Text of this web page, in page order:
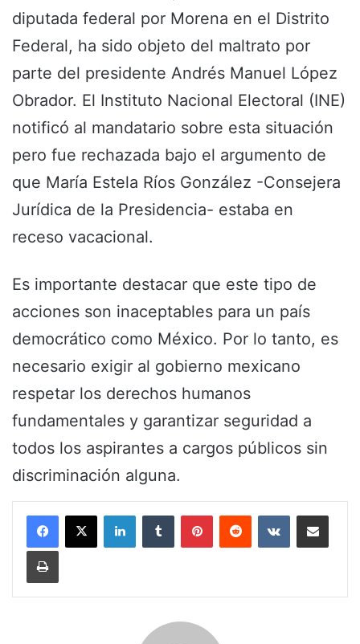
diputada federal por Morena en el Distrito
Federal, ha sido objeto del maltrato por
parte del presidente Andrés Manuel López
Obrador. El Instituto Nacional Electoral (INE)
notificó al mandatario sobre esta situación
pero fue rechazada bajo el argumento de
que María Estela Ríos González -Consejera
Jurídica de la Presidencia- estaba en
receso vacacional.
Es importante destacar que este tipo de
acciones son inaceptables para un país
democrático como México. Por lo tanto, es
necesario exigir al gobierno mexicano
respetar los derechos humanos
fundamentales y garantizar seguridad a
todos los aspirantes a cargos públicos sin
discriminación alguna.